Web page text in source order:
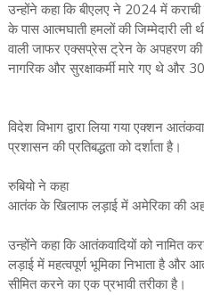
उन्होंने कहा कि बीएलए ने 2024 में
के पास आत्मघाती हमलों की जिम्मेदारी
वाली जाफर एक्सप्रेस ट्रेन के अपहरण की
नागरिक और सुरक्षाकर्मी मारे गए थे और
विदेश विभाग द्वारा लिया गया एक्शन
प्रशासन की प्रतिबद्धता को दर्शाता है।
रुबियो ने कहा
आतंक के खिलाफ लड़ाई में अमेरिका की अहम
उन्होंने कहा कि आतंकवादियों को नामित
लड़ाई में महत्वपूर्ण भूमिका निभाता है और
सीमित करने का एक प्रभावी तरीका है।